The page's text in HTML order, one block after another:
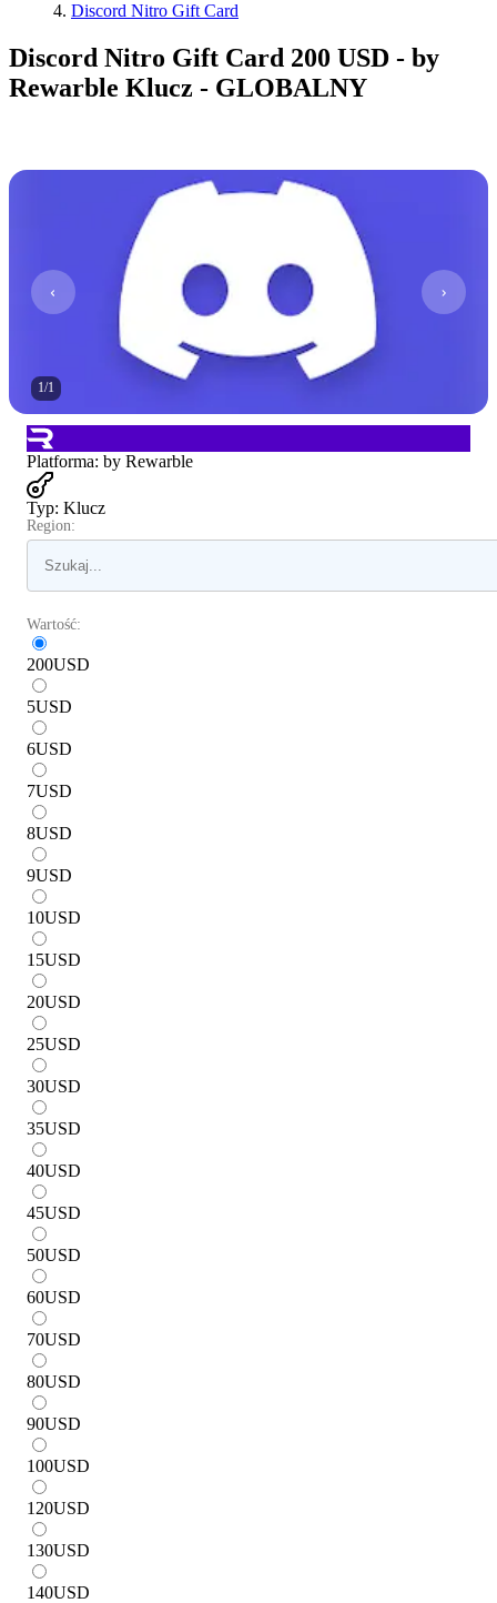
Discord Nitro Gift Card
Discord Nitro Gift Card 200 USD - by
Rewarble Klucz - GLOBALNY
1/1
Platforma: by Rewarble
Typ: Klucz
Region:
Wartość:
200USD
5USD
6USD
7USD
8USD
9USD
10USD
15USD
20USD
25USD
30USD
35USD
40USD
45USD
50USD
60USD
70USD
80USD
90USD
100USD
120USD
130USD
140USD